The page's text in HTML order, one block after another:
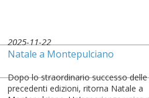
2025-11-22
Natale a Montepulciano
Dopo lo straordinario successo delle
precedenti edizioni, ritorna Natale a